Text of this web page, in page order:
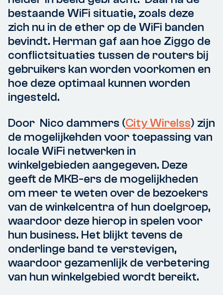
bestaande WiFi situatie, zoals deze
zich nu in de ether op de WiFi banden
bevindt. Herman gaf aan hoe Ziggo de
conflictsituaties tussen de routers bij
gebruikers kan worden voorkomen en
hoe deze optimaal kunnen worden
ingesteld.
Door Nico dammers (City Wirelss) zijn
de mogelijkehden voor toepassing van
locale WiFi netwerken in
winkelgebieden aangegeven. Deze
geeft de MKB-ers de mogelijkheden
om meer te weten over de bezoekers
van de winkelcentra of hun doelgroep,
waardoor deze hierop in spelen voor
hun business. Het blijkt tevens de
onderlinge band te verstevigen,
waardoor gezamenlijk de verbetering
van hun winkelgebied wordt bereikt.